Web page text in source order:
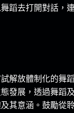
蹈去打開對話，
解放體制化的舞
發展，透過舞蹈
其意涵。鼓勵從